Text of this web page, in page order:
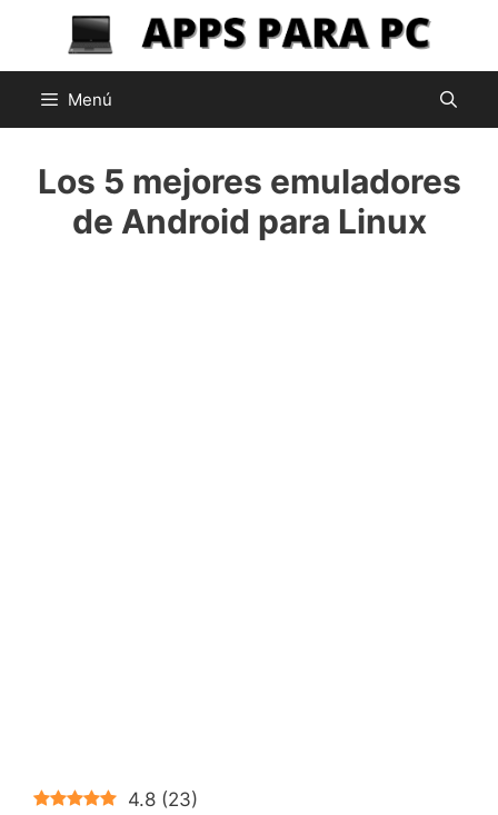
contenido
Menú
Los 5 mejores emuladores
de Android para Linux
4.8 (23)